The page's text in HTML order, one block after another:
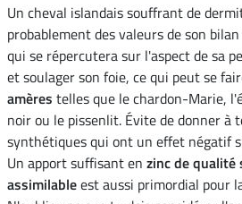
Un cheval islandais souffrant de
probablement des valeurs de son
qui se répercutera sur l'aspect de sa
et soulager son foie, ce qui peut se
amères telles que le chardon-Marie,
noir ou le pissenlit. Évite de donner à
synthétiques qui ont un effet négatif
Un apport suffisant en zinc de
assimilableest aussi primordial pour